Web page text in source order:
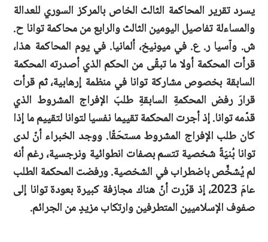
يسرد تقرير المحاكمة الثالث الخاص بالمركز السوري للعدالة
والمساءلة تفاصيل اليومين الثالث والرابع من محاكمة توانا ح.
ش. وآسيا ر. ع. في ميونيخ، ألمانيا. في يوم المحاكمة هذا،
قرأت المحكمة أولا ما تبقّى من الحكم الذي أصدرته المحكمة
السابقة بخصوص مشاركة توانا في منظمة إرهابية، ثم قرأت
قرارَ رفض المحكمةِ السابقةِ طلبَ الإفراج المشروط الذي
قدّمه توانا. إذ أجرت المحكمة تقييما نفسيا لتوانا لتقييم ما إذا
كان طلب الإفراج المشروط مستحَقّا. ووجد الخبراء أنّ لدى
توانا بُنيَةً شخصية تتسم بصفات انطوائية ونرجسية، رغم أنه
لم يُشخَّص باضطراب في الشخصية. ورفضت المحكمة الطلب
عامَ 2023، إذ قرّرت أنّ هناك مجازفة كبيرة بعودة توانا إلى
صفوف الإسلاميين المتطرفين وارتكاب مزيدٍ من الجرائم.